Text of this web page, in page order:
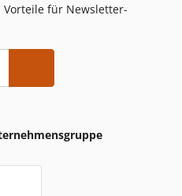
Vorteile für Newsletter-